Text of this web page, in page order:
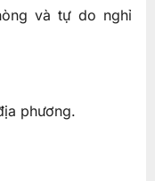
và tự do nghỉ
phương.